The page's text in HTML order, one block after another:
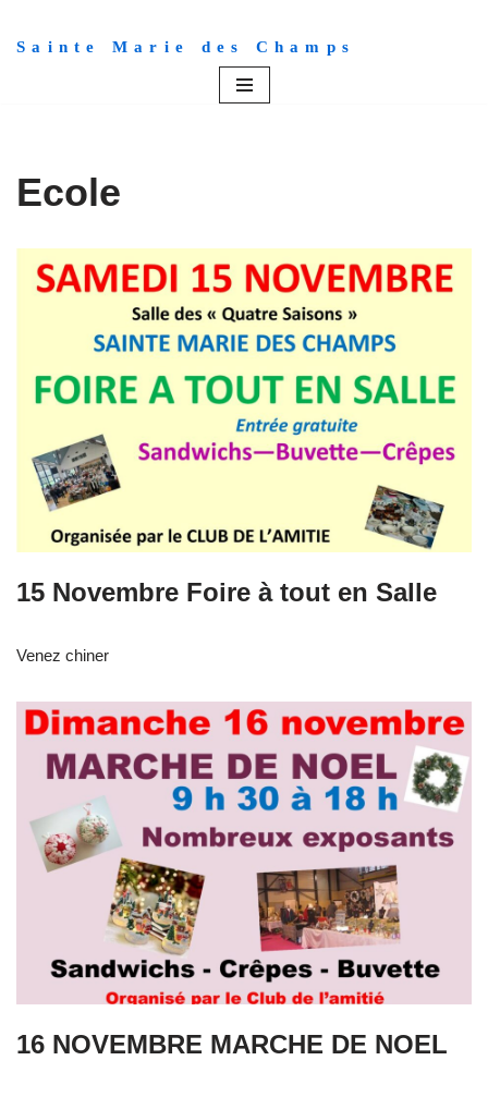
Aller
Sainte Marie des Champs
Ecole
15 Novembre Foire à tout en Salle
Venez chiner
16 NOVEMBRE MARCHE DE NOEL